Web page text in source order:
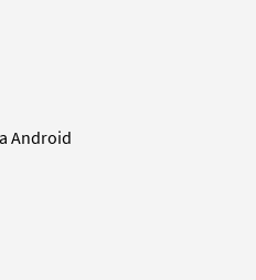
Android